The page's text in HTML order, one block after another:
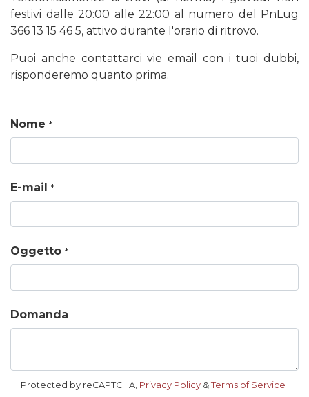
festivi dalle 20:00 alle 22:00 al numero del PnLug
366 13 15 46 5, attivo durante l'orario di ritrovo.
Puoi anche contattarci vie email con i tuoi dubbi,
risponderemo quanto prima.
Nome *
E-mail *
Oggetto *
Domanda
Protected by reCAPTCHA, Privacy Policy & Terms of Service